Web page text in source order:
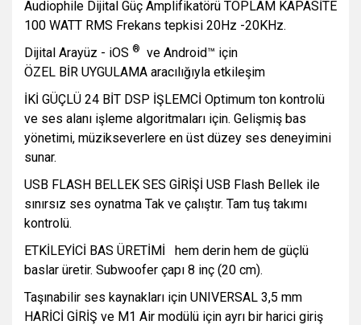
Audiophile Dijital Güç Amplifikatörü TOPLAM KAPASİTE
100 WATT RMS Frekans tepkisi 20Hz -20KHz.
Dijital Arayüz - iOS ®
ve Android™ için
ÖZEL BİR UYGULAMA aracılığıyla etkileşim
İKİ GÜÇLÜ 24 BİT DSP İŞLEMCİ Optimum ton kontrolü
ve ses alanı işleme algoritmaları için. Gelişmiş bas
yönetimi, müzikseverlere en üst düzey ses deneyimini
sunar.
USB FLASH BELLEK SES GİRİŞİ USB Flash Bellek ile
sınırsız ses oynatma Tak ve çalıştır. Tam tuş takımı
kontrolü.
ETKİLEYİCİ BAS ÜRETİMİ hem derin hem de güçlü
baslar üretir. Subwoofer çapı 8 inç (20 cm).
Taşınabilir ses kaynakları için UNIVERSAL 3,5 mm
HARİCİ GİRİŞ ve M1 Air modülü için ayrı bir harici giriş